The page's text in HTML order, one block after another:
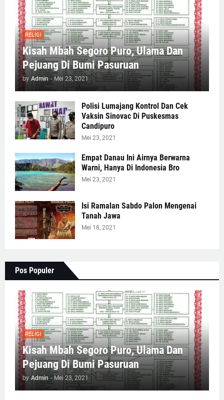
RELIGI
Kisah Mbah Segoro Puro, Ulama Dan
Pejuang Di Bumi Pasuruan
by Admin - Mei 23, 2021
Polisi Lumajang Kontrol Dan Cek
Vaksin Sinovac Di Puskesmas
Candipuro
Mei 23, 2021
Empat Danau Ini Airnya Berwarna
Warni, Hanya Di Indonesia Bro
Mei 23, 2021
Isi Ramalan Sabdo Palon Mengenai
Tanah Jawa
Mei 18, 2021
Pos Populer
RELIGI
Kisah Mbah Segoro Puro, Ulama Dan
Pejuang Di Bumi Pasuruan
by Admin - Mei 23, 2021